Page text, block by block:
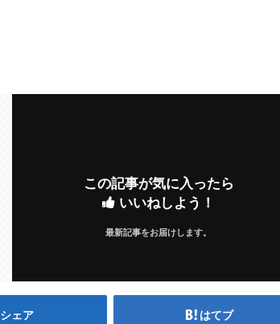
この記事が気に入ったら
いいねしよう！
最新記事をお届けします。
シェア はてブ